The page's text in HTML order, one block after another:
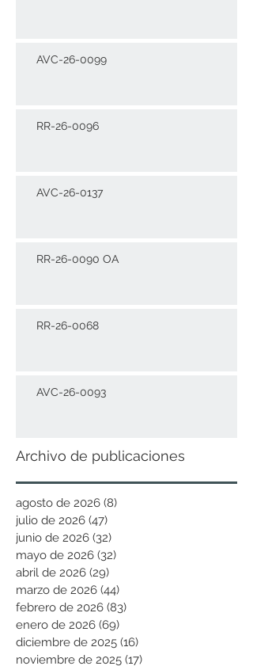
AVC-26-0099
RR-26-0096
AVC-26-0137
RR-26-0090 OA
RR-26-0068
AVC-26-0093
Archivo de publicaciones
agosto de 2026 (8)
julio de 2026 (47)
junio de 2026 (32)
mayo de 2026 (32)
abril de 2026 (29)
marzo de 2026 (44)
febrero de 2026 (83)
enero de 2026 (69)
diciembre de 2025 (16)
noviembre de 2025 (17)